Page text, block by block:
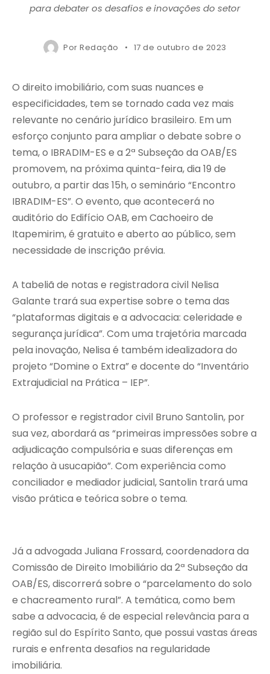
para debater os desafios e inovações do setor
PorRedação 17 de outubro de 2023
O direito imobiliário, com suas nuances e
especificidades, tem se tornado cada vez mais
relevante no cenário jurídico brasileiro. Em um
esforço conjunto para ampliar o debate sobre o
tema, o IBRADIM-ES e a 2ª Subseção da OAB/ES
promovem, na próxima quinta-feira, dia 19 de
outubro, a partir das 15h, o seminário “Encontro
IBRADIM-ES”. O evento, que acontecerá no
auditório do Edifício OAB, em Cachoeiro de
Itapemirim, é gratuito e aberto ao público, sem
necessidade de inscrição prévia.
A tabeliã de notas e registradora civil Nelisa
Galante trará sua expertise sobre o tema das
“plataformas digitais e a advocacia: celeridade e
segurança jurídica”. Com uma trajetória marcada
pela inovação, Nelisa é também idealizadora do
projeto “Domine o Extra” e docente do “Inventário
Extrajudicial na Prática – IEP”.
O professor e registrador civil Bruno Santolin, por
sua vez, abordará as “primeiras impressões sobre a
adjudicação compulsória e suas diferenças em
relação à usucapião”. Com experiência como
conciliador e mediador judicial, Santolin trará uma
visão prática e teórica sobre o tema.
Já a advogada Juliana Frossard, coordenadora da
Comissão de Direito Imobiliário da 2ª Subseção da
OAB/ES, discorrerá sobre o “parcelamento do solo
e chacreamento rural”. A temática, como bem
sabe a advocacia, é de especial relevância para a
região sul do Espírito Santo, que possui vastas áreas
rurais e enfrenta desafios na regularidade
imobiliária.